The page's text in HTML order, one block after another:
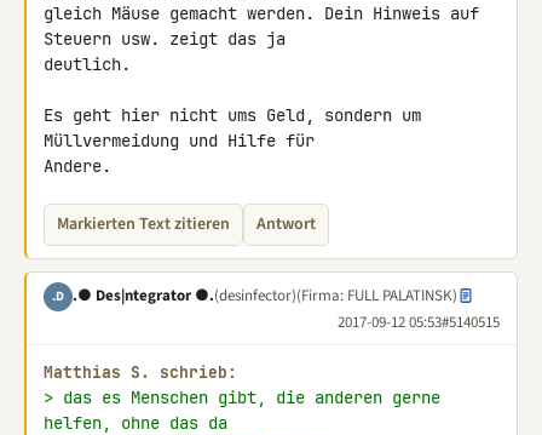
gleich Mäuse gemacht werden. Dein Hinweis auf
Steuern usw. zeigt das ja
deutlich.
Es geht hier nicht ums Geld, sondern um
Müllvermeidung und Hilfe für
Andere.
Markierten Text zitieren Antwort
.D .● Des|ntegrator ●.(desinfector)(Firma: FULL PALATINSK)
2017-09-12 05:53#5140515
Matthias S. schrieb:
> das es Menschen gibt, die anderen gerne
helfen, ohne das da